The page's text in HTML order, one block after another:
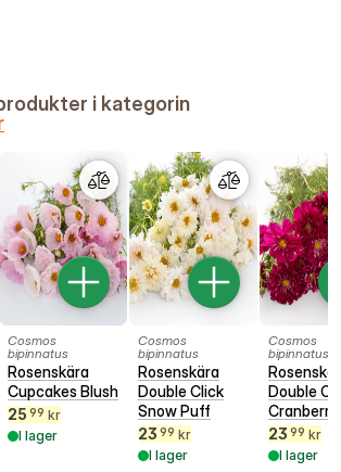
i kategorin
Cosmos
bipinnatus
Rosenskära
Cupcakes Blush
25 99 kr
I lager
Cosmos
bipinnatus
Rosenskära
Double Click
Snow Puff
23 99 kr
I lager
Cosmos
bipinnatus
Double
23 99 kr
I lager